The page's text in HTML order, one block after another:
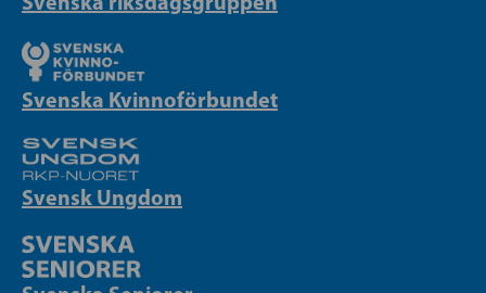
Svenska Kvinnoförbundet
Svensk Ungdom